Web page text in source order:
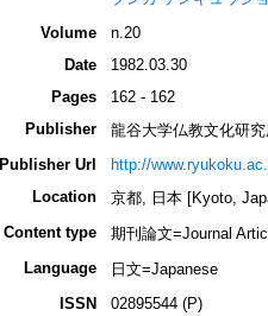
Volume
n.20
Date
1982.03.30
Pages
162 - 162
Publisher
龍谷大学仏教文化研
Publisher Url
http://
Location
京都, 日本 [Kyoto,
Content type
期刊論文=Journal
Language
日文=Japanese
ISSN
02895544 (P)